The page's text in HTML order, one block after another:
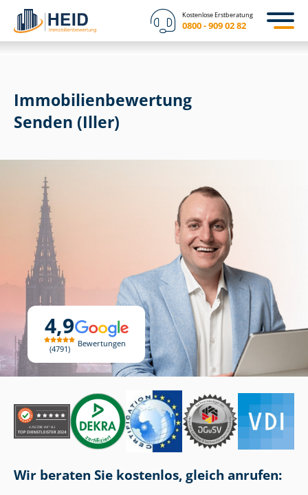
Kostenlose Erstberatung
0800 - 909 02 82
4,9
4791
Bewertungen
Immobilien­bewertung
Senden (Iller)
Wir beraten Sie kostenlos, gleich anrufen: